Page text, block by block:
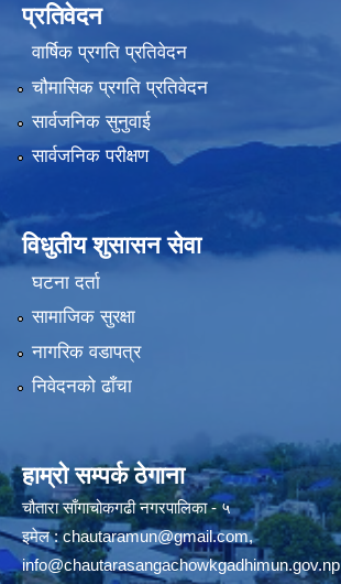
प्रतिवेदन
वार्षिक प्रगति प्रतिवेदन
चौमासिक प्रगति प्रतिवेदन
सार्वजनिक सुनुवाई
सार्वजनिक परीक्षण
विधुतीय शुसासन सेवा
घटना दर्ता
सामाजिक सुरक्षा
नागरिक वडापत्र
निवेदनको ढाँचा
हाम्रो सम्पर्क ठेगाना
चौतारा साँगाचोकगढी नगरपालिका - ५
इमेल :chautaramun@gmail.com,
info@chautarasangachowkgadhimun.gov.np